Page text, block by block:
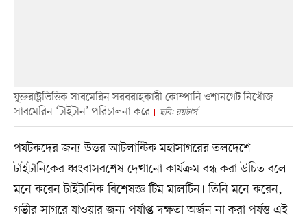
যুক্তরাষ্ট্রভিত্তিক সাবমেরিন সরবরাহকারী কোম্পানি ওশানগেট নিখোঁজ
সাবমেরিন ‘টাইটান’ পরিচালনা করে
ছবি: রয়টার্স
পর্যটকদের জন্য উত্তর আটলান্টিক মহাসাগরের তলদেশে
টাইটানিকের ধ্বংবাসবশেষ দেখানো কার্যক্রম বন্ধ করা উচিত বলে
মনে করেন টাইটানিক বিশেষজ্ঞ টিম মালটিন। তিনি মনে করেন,
গভীর সাগরে যাওয়ার জন্য পর্যাপ্ত দক্ষতা অর্জন না করা পর্যন্ত এই